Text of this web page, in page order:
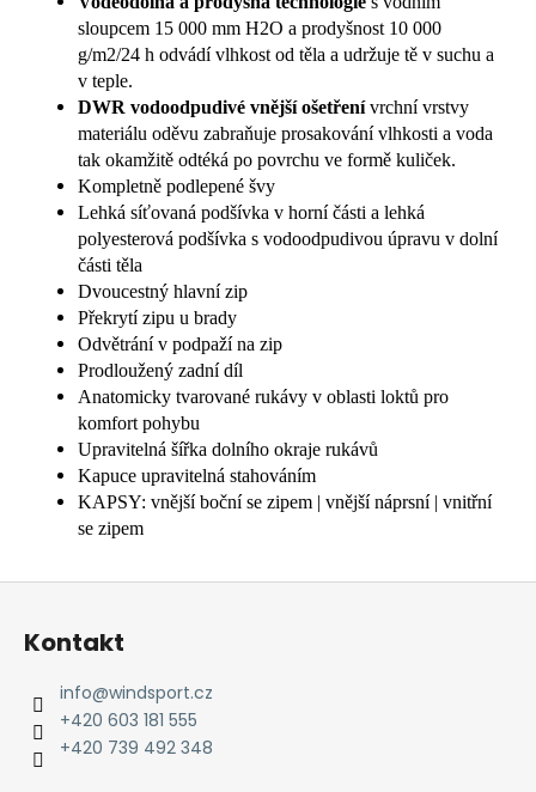
sloupcem 15 000 mm H2O a prodyšnost 10 000
g/m2/24 h odvádí vlhkost od těla a udržuje tě v suchu a
v teple.
DWR vodoodpudivé vnější ošetřenívrchní vrstvy
materiálu oděvu zabraňuje prosakování vlhkosti a voda
tak okamžitě odtéká po povrchu ve formě kuliček.
Kompletně podlepené švy
Lehká síťovaná podšívka v horní části a lehká
polyesterová podšívka s vodoodpudivou úpravu v dolní
části těla
Dvoucestný hlavní zip
Překrytí zipu u brady
Odvětrání v podpaží na zip
Prodloužený zadní díl
Anatomicky tvarované rukávy v oblasti loktů pro
komfort pohybu
Upravitelná šířka dolního okraje rukávů
Kapuce upravitelná stahováním
KAPSY: vnější boční se zipem | vnější náprsní | vnitřní
se zipem
Z
Kontakt
info@windsport.cz
+420 603 181 555
+420 739 492 348